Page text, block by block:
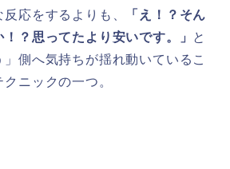
応をするよりも、
「え！？そん
？思ってたより安いです。」 と
側へ気持ちが揺れ動いているこ
ニックの一つ。